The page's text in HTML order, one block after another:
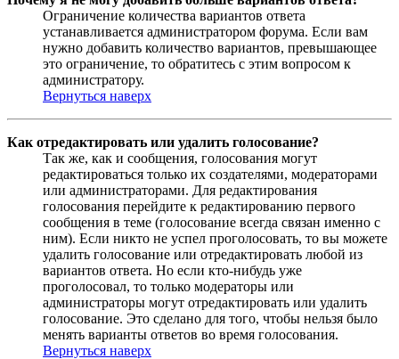
Ограничение количества вариантов ответа
устанавливается администратором форума. Если вам
нужно добавить количество вариантов, превышающее
это ограничение, то обратитесь с этим вопросом к
администратору.
Вернуться наверх
Как отредактировать или удалить голосование?
Так же, как и сообщения, голосования могут
редактироваться только их создателями, модераторами
или администраторами. Для редактирования
голосования перейдите к редактированию первого
сообщения в теме (голосование всегда связан именно с
ним). Если никто не успел проголосовать, то вы можете
удалить голосование или отредактировать любой из
вариантов ответа. Но если кто-нибудь уже
проголосовал, то только модераторы или
администраторы могут отредактировать или удалить
голосование. Это сделано для того, чтобы нельзя было
менять варианты ответов во время голосования.
Вернуться наверх